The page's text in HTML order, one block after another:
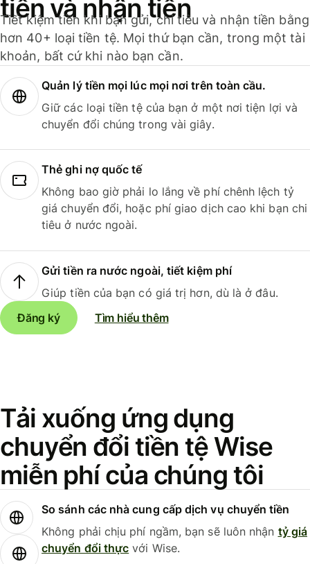
tiền và nhận tiền
Tiết kiệm tiền khi bạn gửi, chi tiêu và nhận tiền bằng
hơn 40+ loại tiền tệ. Mọi thứ bạn cần, trong một tài
khoản, bất cứ khi nào bạn cần.
Quản lý tiền mọi lúc mọi nơi trên toàn cầu.
Giữ các loại tiền tệ của bạn ở một nơi tiện lợi và
chuyển đổi chúng trong vài giây.
Thẻ ghi nợ quốc tế
Không bao giờ phải lo lắng về phí chênh lệch tỷ
giá chuyển đổi, hoặc phí giao dịch cao khi bạn chi
tiêu ở nước ngoài.
Gửi tiền ra nước ngoài, tiết kiệm phí
Giúp tiền của bạn có giá trị hơn, dù là ở đâu.
Đăng ký
Tìm hiểu thêm
Tải xuống ứng dụng
chuyển đổi tiền tệ Wise
miễn phí của chúng tôi
So sánh các nhà cung cấp dịch vụ chuyển tiền
Không phải chịu phí ngầm, bạn sẽ luôn nhận tỷ giá
chuyển đổi thực với Wise.